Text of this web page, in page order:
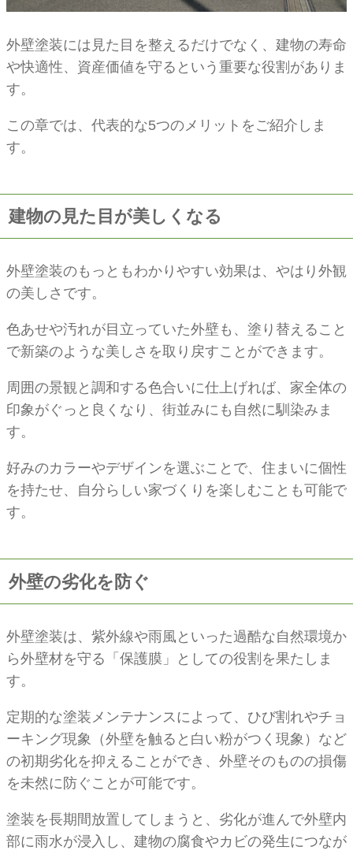
外壁塗装には見た目を整えるだけでなく、建物の寿命
や快適性、資産価値を守るという重要な役割がありま
す。
この章では、代表的な5つのメリットをご紹介しま
す。
建物の見た目が美しくなる
外壁塗装のもっともわかりやすい効果は、やはり外観
の美しさです。
色あせや汚れが目立っていた外壁も、塗り替えること
で新築のような美しさを取り戻すことができます。
周囲の景観と調和する色合いに仕上げれば、家全体の
印象がぐっと良くなり、街並みにも自然に馴染みま
す。
好みのカラーやデザインを選ぶことで、住まいに個性
を持たせ、自分らしい家づくりを楽しむことも可能で
す。
外壁の劣化を防ぐ
外壁塗装は、紫外線や雨風といった過酷な自然環境か
ら外壁材を守る「保護膜」としての役割を果たしま
す。
定期的な塗装メンテナンスによって、ひび割れやチョ
ーキング現象（外壁を触ると白い粉がつく現象）など
の初期劣化を抑えることができ、外壁そのものの損傷
を未然に防ぐことが可能です。
塗装を長期間放置してしまうと、劣化が進んで外壁内
部に雨水が浸入し、建物の腐食やカビの発生につなが